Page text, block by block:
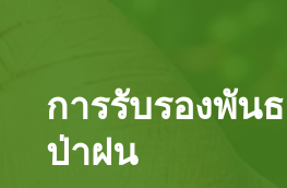
การรับรองพัน
ป่าฝน